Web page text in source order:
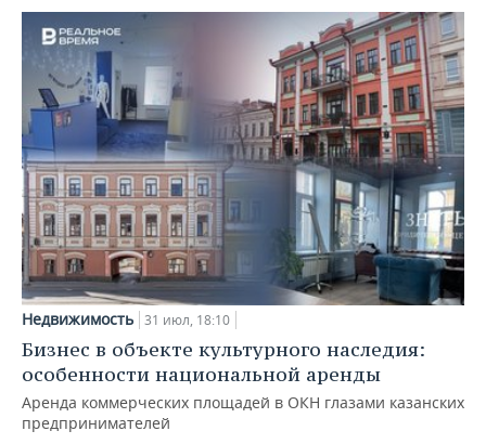
Недвижимость 31 июл, 18:10
Бизнес в объекте культурного наследия:
особенности национальной аренды
Аренда коммерческих площадей в ОКН глазами казанских
предпринимателей